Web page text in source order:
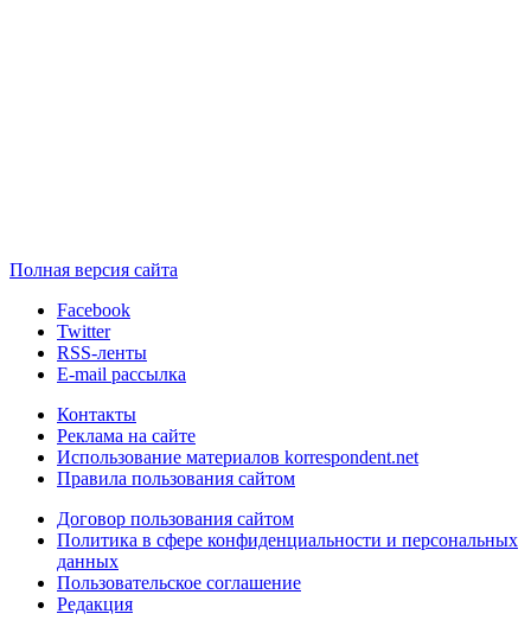
Полная версия сайта
Facebook
Twitter
RSS-ленты
E-mail рассылка
Контакты
Реклама на сайте
Использование материалов korrespondent.net
Правила пользования сайтом
Договор пользования сайтом
Политика в сфере конфиденциальности и персональных
данных
Пользовательское соглашение
Редакция